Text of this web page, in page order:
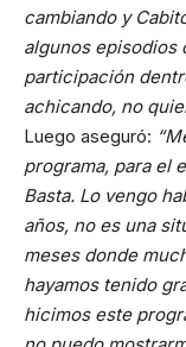
cambiando y
algunos episodios
participación
achicando, no
Luego aseguró:
programa, para el
Basta. Lo vengo
años, no es una
meses donde
hayamos tenido
hicimos este